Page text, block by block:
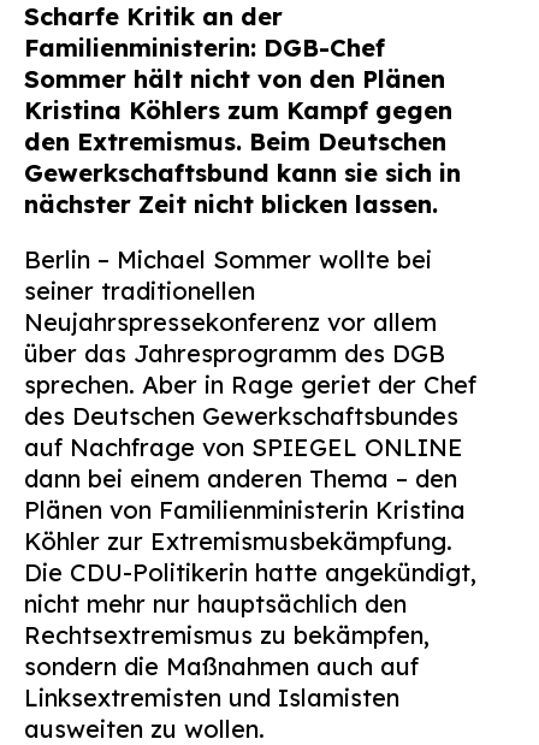
Über Uns
Infos & Broschüren
Archiv
Kontakt
Suchen
nach:
Scharfe Kritik an der
Familienministerin: DGB-Chef
Sommer hält nicht von den Plänen
Kristina Köhlers zum Kampf gegen
den Extremismus. Beim Deutschen
Gewerkschaftsbund kann sie sich in
nächster Zeit nicht blicken lassen.
Berlin – Michael Sommer wollte bei
seiner traditionellen
Neujahrspressekonferenz vor allem
über das Jahresprogramm des DGB
sprechen. Aber in Rage geriet der Chef
des Deutschen Gewerkschaftsbundes
auf Nachfrage von SPIEGEL ONLINE
dann bei einem anderen Thema – den
Plänen von Familienministerin Kristina
Köhler zur Extremismusbekämpfung.
Die CDU-Politikerin hatte angekündigt,
nicht mehr nur hauptsächlich den
Rechtsextremismus zu bekämpfen,
sondern die Maßnahmen auch auf
Linksextremisten und Islamisten
ausweiten zu wollen.